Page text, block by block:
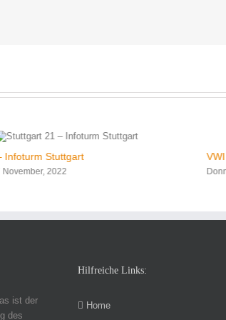
Infoturm Stuttgart
2022
ist der
des
Hilfreiche Links:
Home